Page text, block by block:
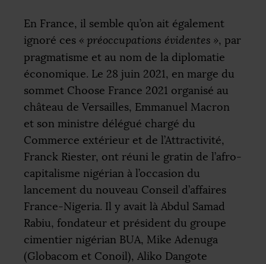
En France, il semble qu’on ait également
ignoré ces « préoccupations évidentes », par
pragmatisme et au nom de la diplomatie
économique. Le 28 juin 2021, en marge du
sommet Choose France 2021 organisé au
château de Versailles, Emmanuel Macron
et son ministre délégué chargé du
Commerce extérieur et de l’Attractivité,
Franck Riester, ont réuni le gratin de l’afro-
capitalisme nigérian à l’occasion du
lancement du nouveau Conseil d’affaires
France-Nigeria. Il y avait là Abdul Samad
Rabiu, fondateur et président du groupe
cimentier nigérian BUA, Mike Adenuga
(Globacom et Conoil), Aliko Dangote